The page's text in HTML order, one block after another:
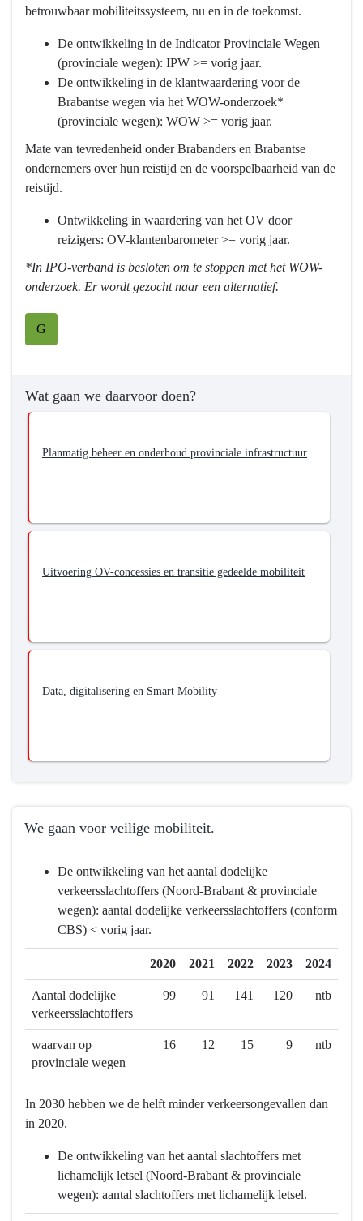
Basisinfrastructuur
Programma
Basisinfrastructuur
mobiliteit
willen
we
bereiken?
voor
een
betrouwbaar
betrouwbaar mobiliteitssysteem, nu en in de toekomst.
De ontwikkeling in de Indicator Provinciale Wegen
(provinciale wegen): IPW >= vorig jaar.
De ontwikkeling in de klantwaardering voor de
Brabantse wegen via het WOW-onderzoek*
(provinciale wegen): WOW >= vorig jaar.
Mate van tevredenheid onder Brabanders en Brabantse
ondernemers over hun reistijd en de voorspelbaarheid van de
reistijd.
Ontwikkeling in waardering van het OV door
reizigers: OV-klantenbarometer >= vorig jaar.
*In IPO-verband is besloten om te stoppen met het WOW-
onderzoek. Er wordt gezocht naar een alternatief.
G
Wat gaan we daarvoor doen?
Planmatig beheer en onderhoud provinciale infrastructuur
Uitvoering OV-concessies en transitie gedeelde mobiliteit
Data, digitalisering en Smart Mobility
We gaan voor veilige mobiliteit.
Programma
mobiliteit
Wat
willen
We
De ontwikkeling van het aantal dodelijke
verkeersslachtoffers (Noord-Brabant & provinciale
wegen): aantal dodelijke verkeersslachtoffers (conform
CBS) < vorig jaar.
2020 2021 2022 2023 2024
Aantal dodelijke
verkeersslachtoffers
99 91 141 120 ntb
waarvan op
provinciale wegen
16 12 15 9 ntb
In 2030 hebben we de helft minder verkeersongevallen dan
in 2020.
De ontwikkeling van het aantal slachtoffers met
lichamelijk letsel (Noord-Brabant & provinciale
wegen): aantal slachtoffers met lichamelijk letsel.